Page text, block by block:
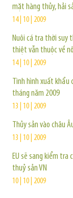
mặt hàng thủy, hải
14 | 10 | 2009
Nuôi cá tra thời suy
thiệt vẫn thuộc về
14 | 10 | 2009
Tình hình xuất khẩu
tháng năm 2009
13 | 10 | 2009
Thủy sản vào châu
13 | 10 | 2009
EU sẽ sang kiểm tra
thuỷ sản VN
10 | 10 | 2009